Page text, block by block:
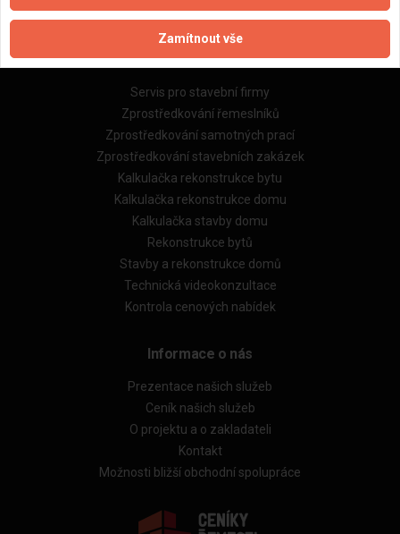
Naše excelové tabulky online
Naše služby
Servis pro stavební firmy
Zprostředkování řemeslníků
Zprostředkování samotných prací
Zprostředkování stavebních zakázek
Kalkulačka rekonstrukce bytu
Kalkulačka rekonstrukce domu
Kalkulačka stavby domu
Rekonstrukce bytů
Stavby a rekonstrukce domů
Technická videokonzultace
Kontrola cenových nabídek
Informace o nás
Prezentace našich služeb
Ceník našich služeb
O projektu a o zakladateli
Kontakt
Možnosti bližší obchodní spolupráce
Zamítnout vše